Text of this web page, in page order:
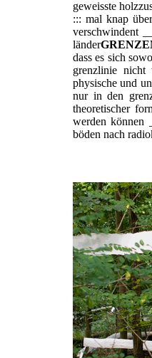
geweisste
::: mal knap
verschwindent
länder
dass es sich
grenzlinie nicht
physische und
nur in den
theoretischer
werden können
böden nach